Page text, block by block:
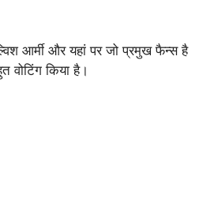
आर्मी और यहां पर जो प्रमुख फैन्स है
वोटिंग किया है।